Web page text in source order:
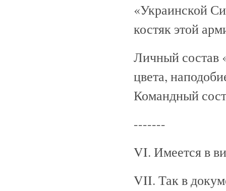
«Украинской
костяк этой
Личный состав
цвета,
Командный
-------
VI. Имеется в
VII. Так в